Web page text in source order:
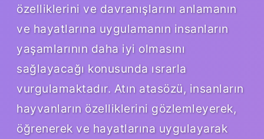
özelliklerini ve davranışlarını anlamanın
ve hayatlarına uygulamanın insanların
yaşamlarının daha iyi olmasını
sağlayacağı konusunda ısrarla
vurgulamaktadır. Atın atasözü, insanların
hayvanların özelliklerini gözlemleyerek,
öğrenerek ve hayatlarına uygulayarak